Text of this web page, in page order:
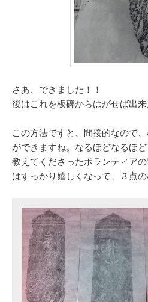
さあ、できました！！
後はこれを板碑からはがせば出来
この方法ですと、間接的なので
ができますね。なるほどなるほど
教えてくださったボランティア
はすっかり嬉しくなって、３点